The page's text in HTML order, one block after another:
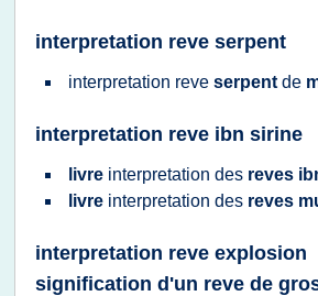
interpretation reve serpent
interpretation reve serpent de
interpretation reve ibn sirine
livre interpretation des reves
livre interpretation des reves
interpretation reve explosion
signification d'un reve de